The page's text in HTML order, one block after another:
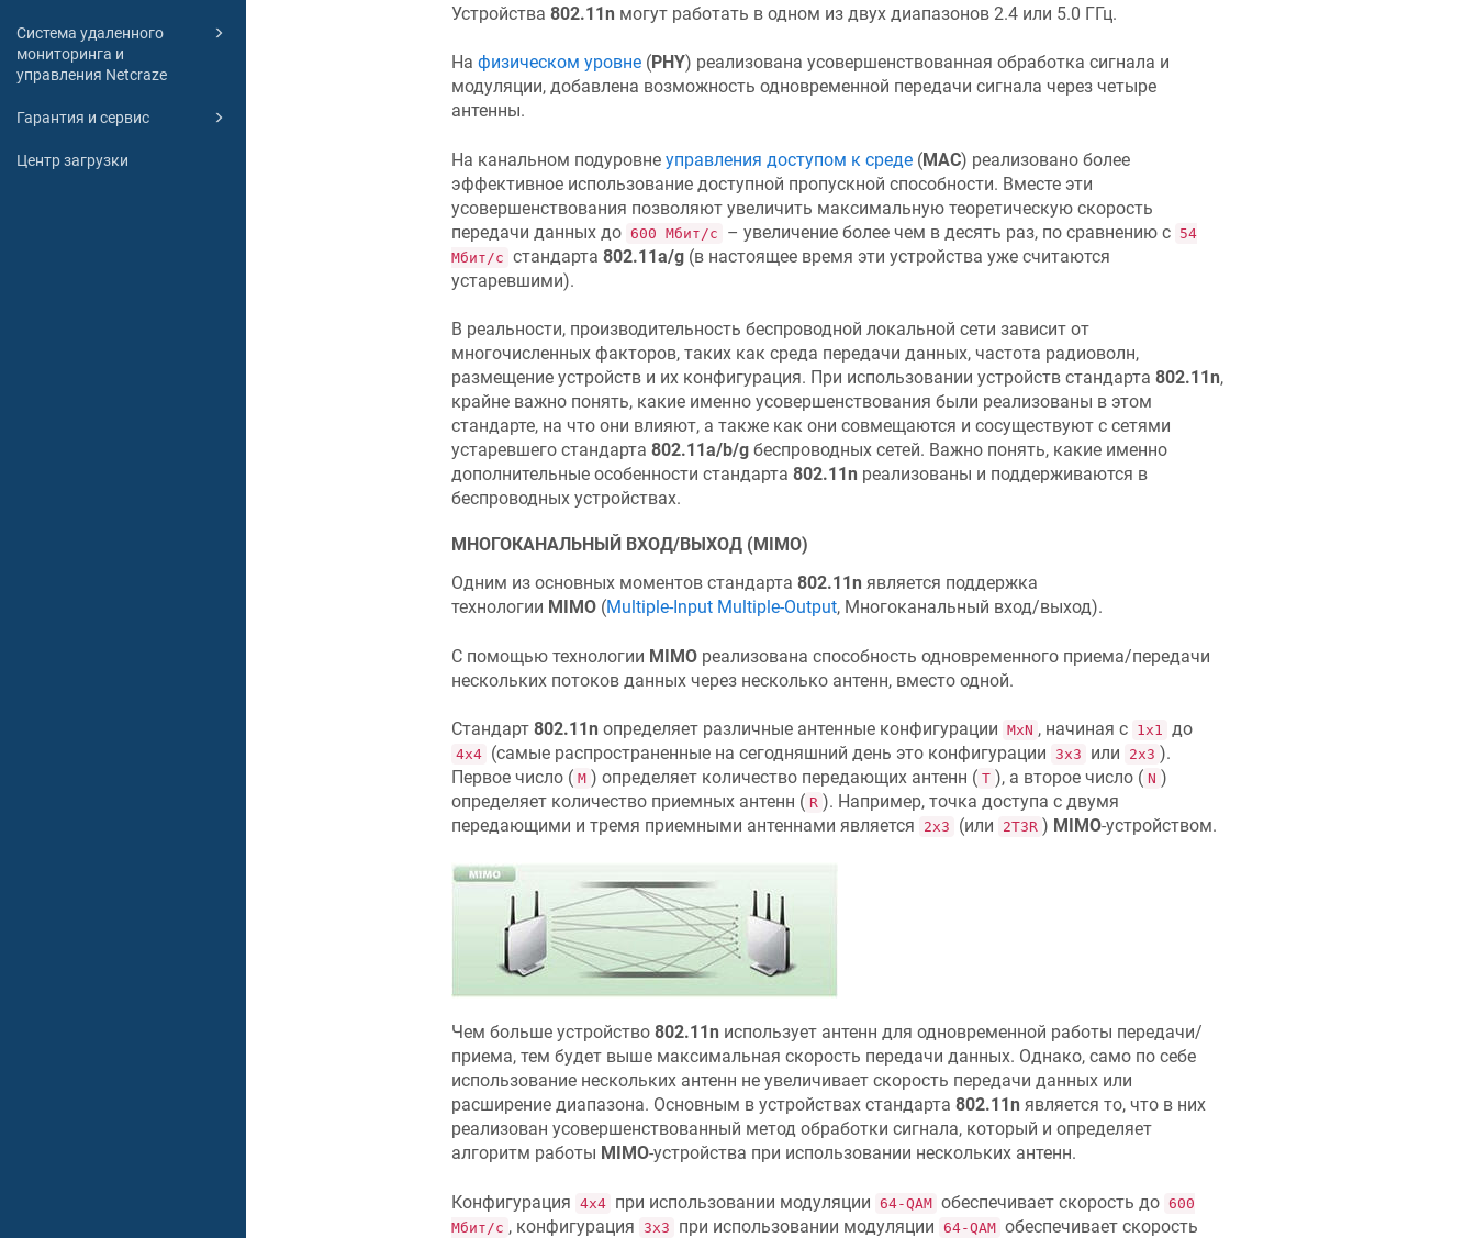
Система удаленного
мониторинга и
управления Netcraze
Гарантия и сервис
Центр загрузки
Устройства 802.11n могут работать в одном из двух диапазонов 2.4 или 5.0 ГГц.
На физическом уровне(PHY) реализована усовершенствованная обработка сигнала и
модуляции, добавлена возможность одновременной передачи сигнала через четыре
антенны.
На канальном подуровне управления доступом к среде(MAC) реализовано более
эффективное использование доступной пропускной способности. Вместе эти
усовершенствования позволяют увеличить максимальную теоретическую скорость
передачи данных до 600 Мбит/с – увеличение более чем в десять раз, по сравнению с 54
Мбит/с стандарта 802.11a/g(в настоящее время эти устройства уже считаются
устаревшими).
В реальности, производительность беспроводной локальной сети зависит от
многочисленных факторов, таких как среда передачи данных, частота радиоволн,
размещение устройств и их конфигурация. При использовании устройств стандарта 802.11n,
крайне важно понять, какие именно усовершенствования были реализованы в этом
стандарте, на что они влияют, а также как они совмещаются и сосуществуют с сетями
устаревшего стандарта 802.11a/b/gбеспроводных сетей. Важно понять, какие именно
дополнительные особенности стандарта 802.11n реализованы и поддерживаются в
беспроводных устройствах.
МНОГОКАНАЛЬНЫЙ ВХОД/ВЫХОД (MIMO)
Одним из основных моментов стандарта 802.11n является поддержка
технологии MIMO(Multiple-Input Multiple-Output, Многоканальный вход/выход).
С помощью технологии MIMOреализована способность одновременного приема/передачи
нескольких потоков данных через несколько антенн, вместо одной.
Стандарт 802.11n определяет различные антенные конфигурации МхN , начиная с 1х1 до
4х4 (самые распространенные на сегодняшний день это конфигурации 3х3 или 2х3 ).
Первое число ( М ) определяет количество передающих антенн ( T ), а второе число ( N )
определяет количество приемных антенн ( R ). Например, точка доступа с двумя
передающими и тремя приемными антеннами является
2х3 (или 2T3R ) MIMO-устройством.
Чем больше устройство 802.11n использует антенн для одновременной работы передачи/
приема, тем будет выше максимальная скорость передачи данных. Однако, само по себе
использование нескольких антенн не увеличивает скорость передачи данных или
расширение диапазона. Основным в устройствах стандарта 802.11n является то, что в них
реализован усовершенствованный метод обработки сигнала, который и определяет
алгоритм работы MIMO-устройства при использовании нескольких антенн.
Конфигурация 4х4 при использовании модуляции 64-QAM обеспечивает скорость до 600
Мбит/с , конфигурация 3х3 при использовании модуляции 64-QAM обеспечивает скорость